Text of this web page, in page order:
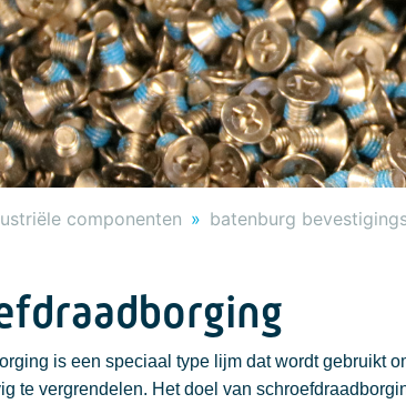
componenten batenburg
is een speciaal type lijm dat wordt gebruikt
te vergrendelen. Het doel van